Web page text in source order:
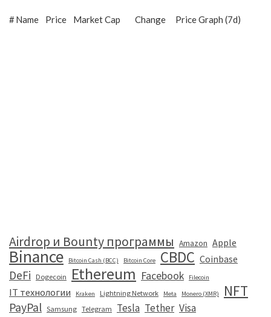
#Name Price Market Cap Change Price Graph (7d)
Airdrop и Bounty программы Amazon Apple
Binance Bitcoin Cash (BCC) Bitcoin Core CBDC Coinbase
DeFi Dogecoin Ethereum Facebook Filecoin
IT технологии Kraken Lightning Network Meta Monero (XMR) NFT
PayPal Samsung Telegram Tesla Tether Visa